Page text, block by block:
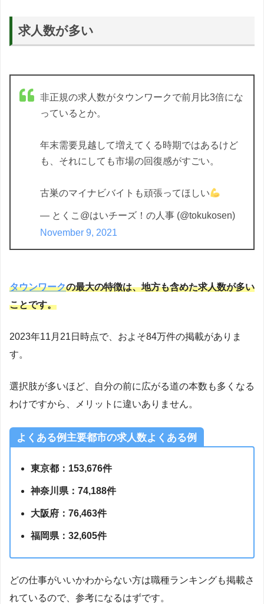
求人数が多い
非正規の求人数がタウンワークで前月比3倍にな
っているとか。
年末需要見越して増えてくる時期ではあるけど
も、それにしても市場の回復感がすごい。
古巣のマイナビバイトも頑張ってほしい
— とくこ@はいチーズ！の人事 (@tokukosen)
November 9, 2021
タウンワークの最大の特徴は、地方も含めた求人数が多い
ことです。
2023年11月21日時点で、およそ84万件の掲載がありま
す。
選択肢が多いほど、自分の前に広がる道の本数も多くなる
わけですから、メリットに違いありません。
よくある例主要都市の求人数よくある例
東京都：153,676件
神奈川県：74,188件
大阪府：76,463件
福岡県：32,605件
どの仕事がいいかわからない方は職種ランキングも掲載さ
れているので、参考になるはずです。